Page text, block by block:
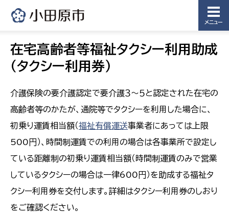
メニュー
在宅高齢者等福祉タクシー利用助成
（タクシー利用券）
介護保険の要介護認定で要介護３～５と認定された在宅の
高齢者等のかたが、通院等でタクシーを利用した場合に、
初乗り運賃相当額（福祉有償運送事業者にあっては上限
500円）、時間制運賃での利用の場合は各事業所で設定し
ている距離制の初乗り運賃相当額（時間制運賃のみで営業
しているタクシーの場合は一律600円）を助成する福祉タ
クシー利用券を交付します。詳細はタクシー利用券のしおり
をご確認ください。